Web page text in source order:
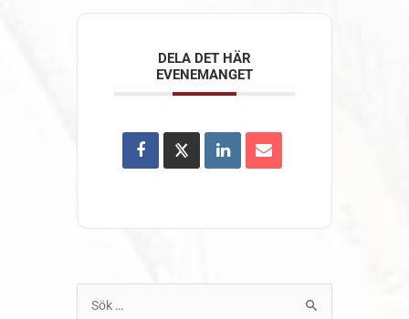
DELA DET HÄR
EVENEMANGET
Sök